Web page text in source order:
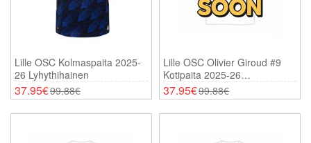
Lille OSC Kolmaspaita 2025-
26 Lyhythihainen
37.95€99.88€
Lille OSC Olivier Giroud #9
Kotipaita 2025-26
Lyhythihainen
37.95€99.88€